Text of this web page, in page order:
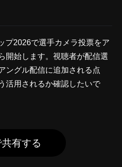
プ2026で選手カメラ投票をア
開始します。視聴者が配信選
ングル配信に追加される点
活用されるか確認したいで
共有する